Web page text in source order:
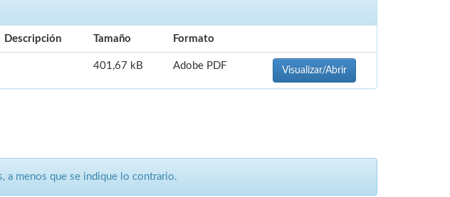
Descripción Tamaño Formato
401,67 kB Adobe PDF Visualizar/Abrir
a menos que se indique lo contrario.